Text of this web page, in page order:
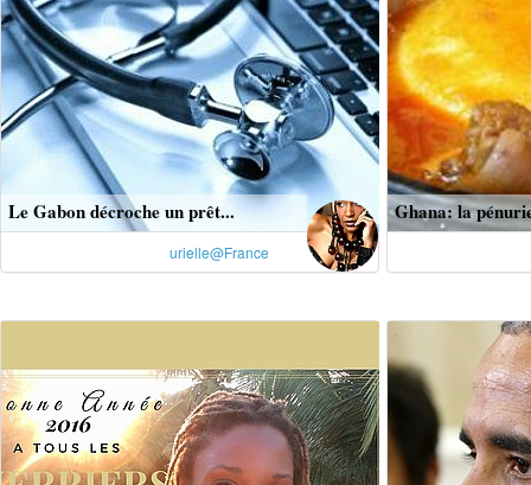
Le Gabon décroche un prêt...
urielle@France
Ghana: la